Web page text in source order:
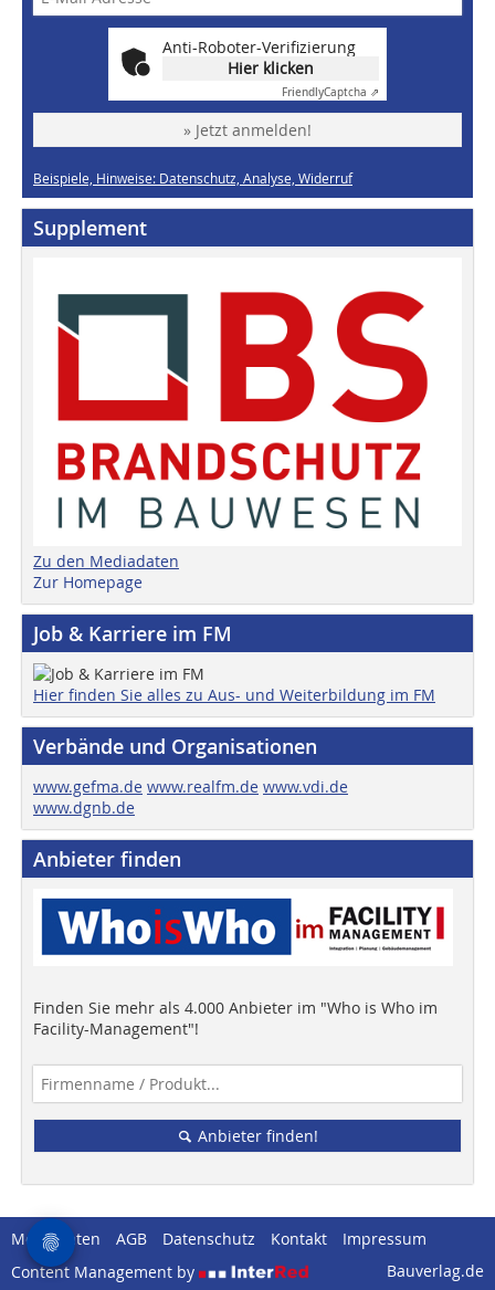
Anti-Roboter-Verifizierung
Hier klicken
FriendlyCaptcha ⇗
» Jetzt anmelden!
Beispiele, Hinweise: Datenschutz, Analyse, Widerruf
Supplement
Zu den Mediadaten
Zur Homepage
Job & Karriere im FM
Hier finden Sie alles zu Aus- und Weiterbildung im FM
Verbände und Organisationen
www.gefma.de www.realfm.de www.vdi.de
www.dgnb.de
Anbieter finden
Finden Sie mehr als 4.000 Anbieter im "Who is Who im
Facility-Management"!
Anbieter finden!
Mediadaten AGB Datenschutz Kontakt
Impressum
Content Management by
Bauverlag.de